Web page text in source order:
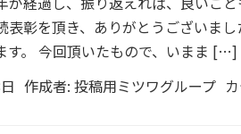
表彰を頂き、ありがとうございま
す。 今回頂いたもので、いまま […]
作成者: 投稿用ミツワグループ